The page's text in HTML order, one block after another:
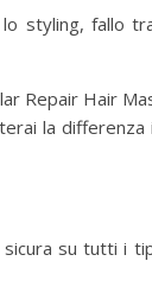
styling, fallo
Repair Hair
la
su tutti i